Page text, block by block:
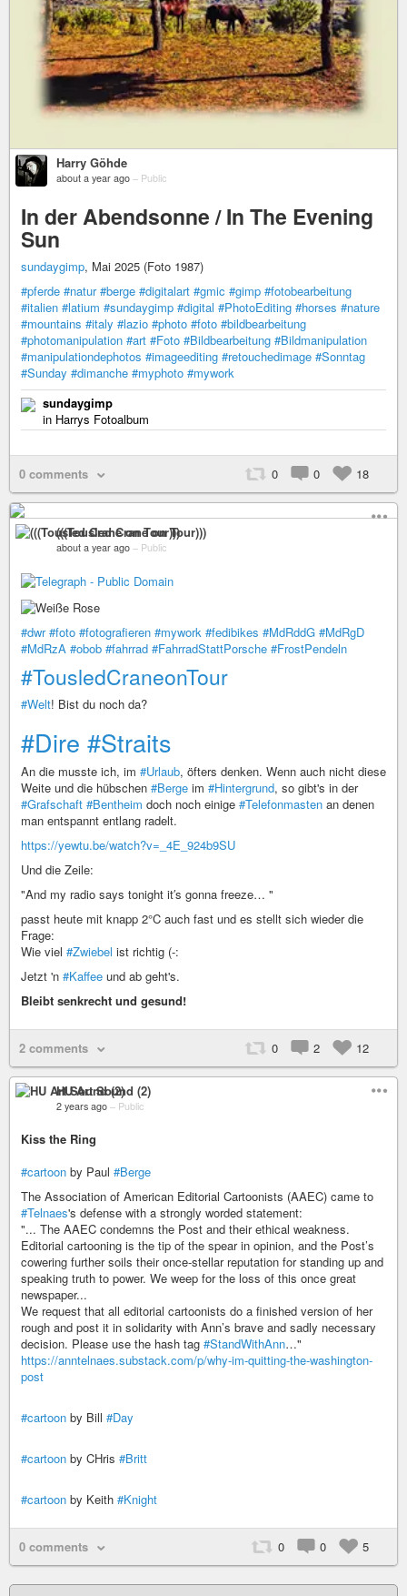
Harry Göhde
about a year ago – Public
In der Abendsonne / In The Evening
Sun
sundaygimp, Mai 2025 (Foto 1987)
#pferde #natur #berge #digitalart #gmic #gimp #fotobearbeitung
#italien #latium #sundaygimp #digital #PhotoEditing #horses #nature
#mountains #italy #lazio #photo #foto #bildbearbeitung
#photomanipulation #art #Foto #Bildbearbeitung #Bildmanipulation
#manipulationdephotos #imageediting #retouchedimage #Sonntag
#Sunday #dimanche #myphoto #mywork
sundaygimp
in Harrys Fotoalbum
0 comments 0 0 18
(((Tousled Crane on Tour)))
about a year ago – Public
#dwr #foto #fotografieren #mywork #fedibikes #MdRddG #MdRgD
#MdRzA #obob #fahrrad #FahrradStattPorsche #FrostPendeln
#TousledCraneonTour
#Welt! Bist du noch da?
#Dire #Straits
An die musste ich, im #Urlaub, öfters denken. Wenn auch nicht diese
Weite und die hübschen #Berge im #Hintergrund, so gibt's in der
#Grafschaft #Bentheim doch noch einige #Telefonmasten an denen
man entspannt entlang radelt.
https://yewtu.be/watch?v=_4E_924b9SU
Und die Zeile:
"And my radio says tonight it′s gonna freeze… "
passt heute mit knapp 2°C auch fast und es stellt sich wieder die
Frage:
Wie viel #Zwiebel ist richtig (-:
Jetzt 'n #Kaffee und ab geht's.
Bleibt senkrecht und gesund!
2 comments 0 2 12
HU Art Sound (2)
2 years ago – Public
Kiss the Ring
#cartoon by Paul #Berge
The Association of American Editorial Cartoonists (AAEC) came to
#Telnaes's defense with a strongly worded statement:
"... The AAEC condemns the Post and their ethical weakness.
Editorial cartooning is the tip of the spear in opinion, and the Post’s
cowering further soils their once-stellar reputation for standing up and
speaking truth to power. We weep for the loss of this once great
newspaper...
We request that all editorial cartoonists do a finished version of her
rough and post it in solidarity with Ann’s brave and sadly necessary
decision. Please use the hash tag #StandWithAnn…"
https://anntelnaes.substack.com/p/why-im-quitting-the-washington-
post
#cartoon by Bill #Day
#cartoon by CHris #Britt
#cartoon by Keith #Knight
0 comments 0 0 5